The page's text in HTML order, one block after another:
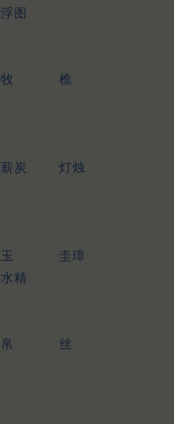
浮图
牧
樵
薪炭
灯烛
玉
圭璋
水精
帛
丝